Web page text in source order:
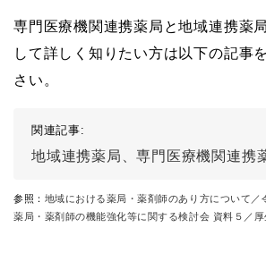
専門医療機関連携薬局と地域連携薬
して詳しく知りたい方は以下の記事
さい。
関連記事:
地域連携薬局、専門医療機関連携薬局の認定取得
参照： 地域における薬局・薬剤師のあり方について／
薬局・薬剤師の機能強化等に関する検討会 資料５／